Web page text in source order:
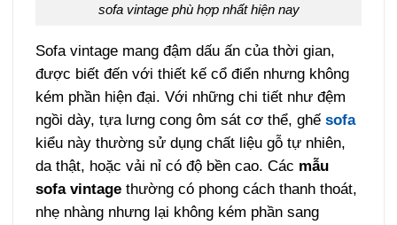
sofa vintage phù hợp nhất hiện nay
Sofa vintage mang đậm dấu ấn của thời gian,
được biết đến với thiết kế cổ điển nhưng không
kém phần hiện đại. Với những chi tiết như đệm
ngồi dày, tựa lưng cong ôm sát cơ thể, ghếsofa
kiểu này thường sử dụng chất liệu gỗ tự nhiên,
da thật, hoặc vải nỉ có độ bền cao. Các mẫu
sofa vintage thường có phong cách thanh thoát,
nhẹ nhàng nhưng lại không kém phần sang